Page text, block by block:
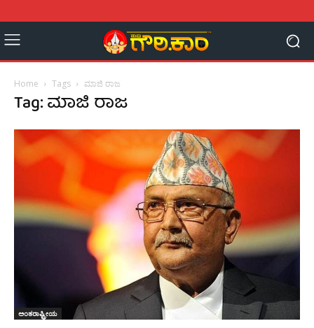
Home Tags ಮಾಜಿ ರಾಜ
Tag: ಮಾಜಿ ರಾಜ
ಅಂತರಾಷ್ಟ್ರೀಯ